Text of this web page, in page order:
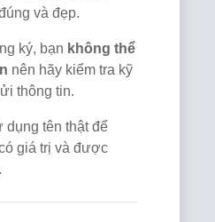
và đẹp.
ký, bạn không thể
nên hãy kiểm tra kỹ
thông tin.
dụng tên thật để
giá trị và được